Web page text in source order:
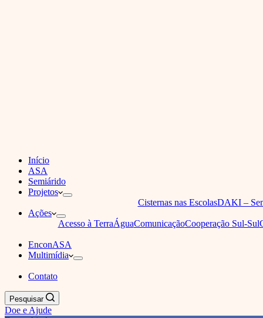
Início
ASA
Semiárido
Projetos
Cisternas nas EscolasDAKI –
Ações
Acesso à TerraÁguaComunicaçãoCooperação Sul-Sul
EnconASA
Multimídia
Contato
Pesquisar
Doe e Ajude